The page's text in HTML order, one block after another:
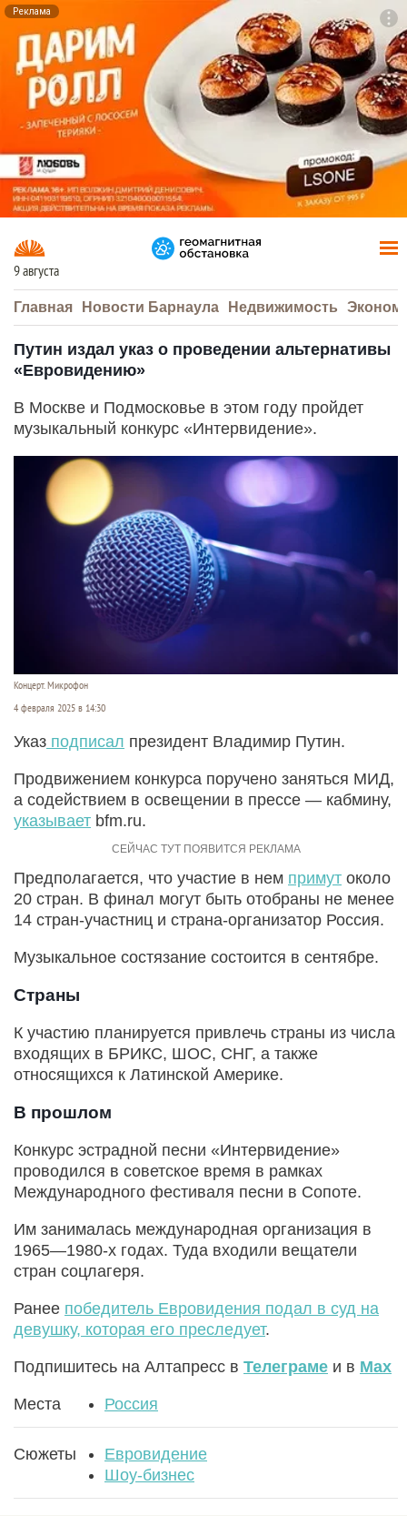
Реклама
9 августа
Главная Новости Барнаула Недвижимость
Путин издал указ о проведении альтернативы
«Евровидению»
В Москве и Подмосковье в этом году пройдет
музыкальный конкурс «Интервидение».
Концерт. Микрофон
4 февраля 2025 в 14:30
Указ подписал президент Владимир Путин.
Продвижением конкурса поручено заняться МИД,
а содействием в освещении в прессе — кабмину,
указывает bfm.ru.
Предполагается, что участие в нем примут около
20 стран. В финал могут быть отобраны не менее
14 стран-участниц и страна-организатор Россия.
Музыкальное состязание состоится в сентябре.
Страны
К участию планируется привлечь страны из числа
входящих в БРИКС, ШОС, СНГ, а также
относящихся к Латинской Америке.
В прошлом
Конкурс эстрадной песни «Интервидение»
проводился в советское время в рамках
Международного фестиваля песни в Сопоте.
Им занималась международная организация в
1965—1980-х годах. Туда входили вещатели
стран соцлагеря.
Ранее победитель Евровидения подал в суд на
девушку, которая его преследует.
Подпишитесь на Алтапресс в Телеграме и в Max
Места Россия
Сюжеты
Евровидение
Шоу-бизнес